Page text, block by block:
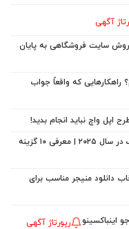
آگهی
سایت فروشگاهی به پایان
راهکارهایی که واقعاً جواب
مناسب‌ترین کارت گرافیک برای بازی و گیمینگ در سال ۲۰۲۵ | معرفی ۱۰ گزینه
دانلود منیجر مناسب برای
اینباکسینو رپورتاژ آگهی